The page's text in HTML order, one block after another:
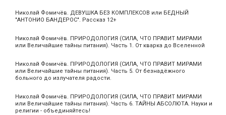
Николай Фомичёв. ДЕВУШКА БЕЗ КОМПЛЕКСОВ или БЕДНЫЙ
"АНТОНИО БАНДЕРОС". Рассказ 12+
Николай Фомичёв. ПРИРОДОЛОГИЯ (СИЛА, ЧТО ПРАВИТ МИРАМИ
или Величайшие тайны питания). Часть 1. От кварка до Вселенной
Николай Фомичёв. ПРИРОДОЛОГИЯ (СИЛА, ЧТО ПРАВИТ МИРАМИ
или Величайшие тайны питания). Часть 5. От безнадёжного
больного до излучателя радости.
Николай Фомичёв. ПРИРОДОЛОГИЯ (СИЛА, ЧТО ПРАВИТ МИРАМИ
или Величайшие тайны питания). Часть 6. ТАЙНЫ АБСОЛЮТА. Науки и
религии - объединяйтесь!